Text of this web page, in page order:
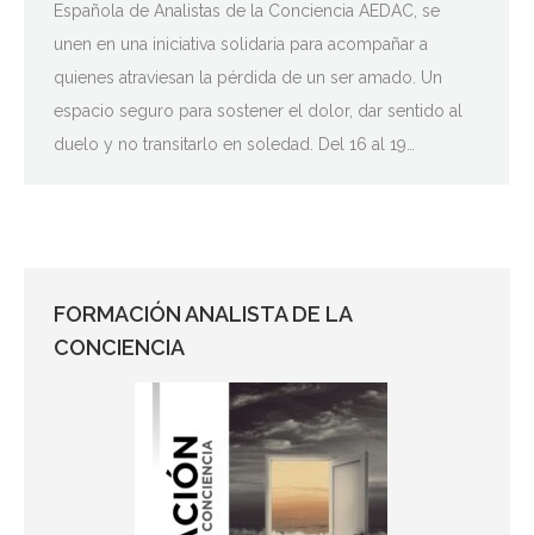
Española de Analistas de la Conciencia AEDAC, se
unen en una iniciativa solidaria para acompañar a
quienes atraviesan la pérdida de un ser amado. Un
espacio seguro para sostener el dolor, dar sentido al
duelo y no transitarlo en soledad. Del 16 al 19…
FORMACIÓN ANALISTA DE LA
CONCIENCIA